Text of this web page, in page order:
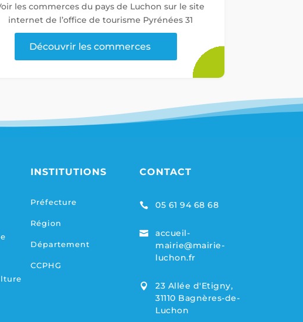
les commerces du pays de Luchon sur le site
internet de l’office de tourisme Pyrénées 31
Découvrir les commerces
INSTITUTIONS
Préfecture
Région
Département
CCPHG
CONTACT
 05 61 94 68 68

accueil-
mairie@mairie-
luchon.fr

23 Allée d'Etigny,
31110 Bagnères-de-
Luchon